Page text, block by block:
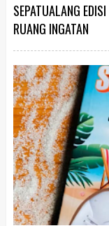
SEPATUALANG
RUANG INGATAN